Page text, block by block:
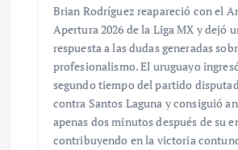
Brian Rodríguez reapareció con el
Apertura 2026 de la Liga MX y dejó
respuesta a las dudas generadas
profesionalismo. El uruguayo
segundo tiempo del partido
contra Santos Laguna y consiguió
apenas dos minutos después de su
contribuyendo en la victoria